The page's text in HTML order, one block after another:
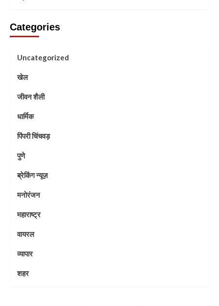
Categories
Uncategorized
खेल
जीवन शैली
धार्मिक
पिंपरी चिंचवड़
पुणे
ब्रेकिंग न्यूज़
मनोरंजन
महाराष्ट्र
वायरल
व्यापार
शहर